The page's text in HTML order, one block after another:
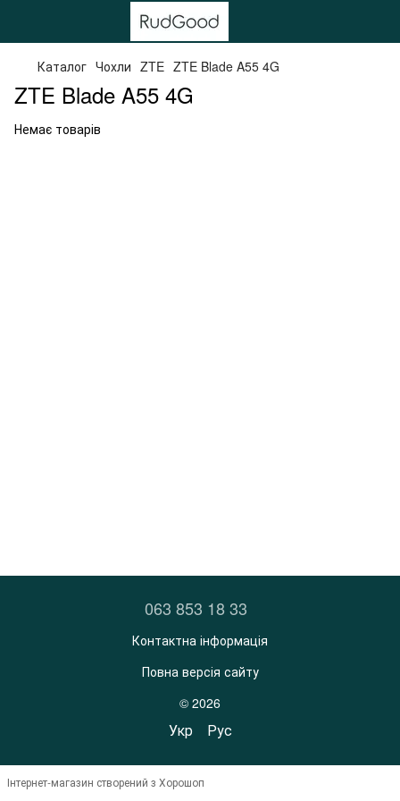
Каталог Чохли ZTE ZTE Blade A55 4G
ZTE Blade A55 4G
Немає товарів
063 853 18 33
Контактна інформація
Повна версія сайту
© 2026
Укр Рус
Інтернет-магазин створений з Хорошоп